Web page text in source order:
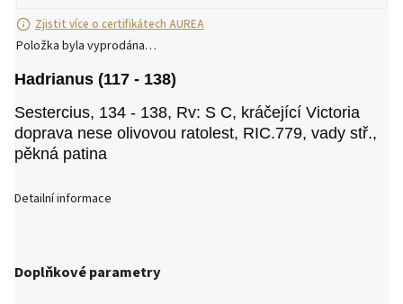
Zjistit více o certifikátech AUREA
Položka byla vyprodána…
Hadrianus (117 - 138)
Sestercius, 134 - 138, Rv: S C, kráčející Victoria
doprava nese olivovou ratolest, RIC.779, vady stř.,
pěkná patina
Detailní informace
Doplňkové parametry